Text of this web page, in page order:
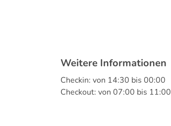
Weitere Informationen
Checkin: von 14:30 bis 00:00
Checkout: von 07:00 bis 11:00